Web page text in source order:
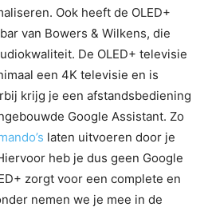
Ook heeft de OLED+
van Bowers & Wilkens, die
De OLED+ televisie
een 4K televisie en is
krijg je een afstandsbediening
Google Assistant. Zo
laten uitvoeren door je
heb je dus geen Google
zorgt voor een complete en
nemen we je mee in de